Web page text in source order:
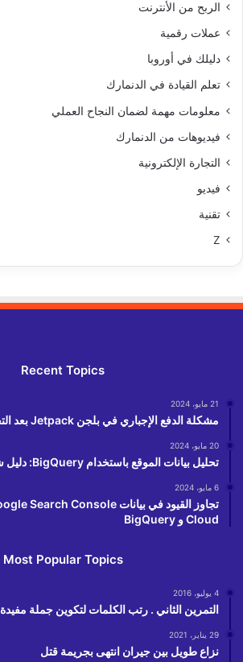
الربح من الأنترنت
عملات رقمية
دليلك في أوروبا
تعلم القيادة في الدنمارك
معلومات مهمة لضمان النجاح العملي
فيديوهات من الدنمارك
التجارة الإلكترونية
فيديو
تقنية
Z
Recent Topics
21 مايو، 2024
مشكلة الدفع الإجباري في بلجن Jetpack بعد التحديث
20 مايو، 2024
تحليل بيانات الموقع باستخدام BigQuery: دليل شامل للأوامر التحليلية
6 مايو، 2024
Cloud و BigQuery
Most Popular Topics
4 يوليو، 2016
التمرين الثاني . رتب الكلمات لتكوين جملة مفيدة
29 يناير، 2021
نزاع طويل بين جيران انتهى بجريمة قتل